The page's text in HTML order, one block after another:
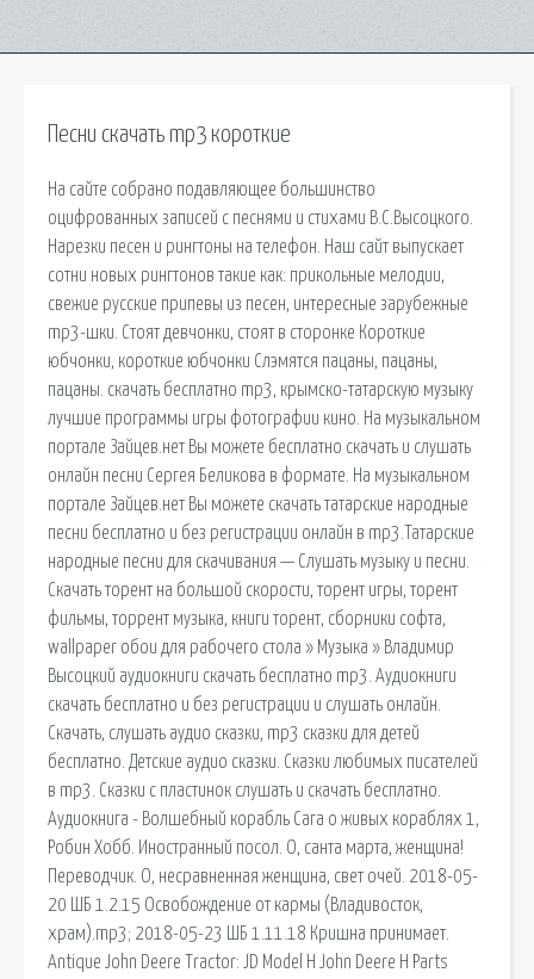
Песни скачать mp3 короткие
На сайте собрано подавляющее большинство
оцифрованных записей с песнями и стихами В.С.Высоцкого.
Нарезки песен и рингтоны на телефон. Наш сайт выпускает
сотни новых рингтонов такие как: прикольные мелодии,
свежие русские припевы из песен, интересные зарубежные
mp3-шки. Стоят девчонки, стоят в сторонке Короткие
юбчонки, короткие юбчонки Слэмятся пацаны, пацаны,
пацаны. скачать бесплатно mp3, крымско-татарскую музыку
лучшие программы игры фотографии кино. На музыкальном
портале Зайцев.нет Вы можете бесплатно скачать и слушать
онлайн песни Сергея Беликова в формате. На музыкальном
портале Зайцев.нет Вы можете скачать татарские народные
песни бесплатно и без регистрации онлайн в mp3.Татарские
народные песни для скачивания — Слушать музыку и песни.
Скачать торент на большой скорости, торент игры, торент
фильмы, торрент музыка, книги торент, сборники софта,
wallpaper обои для рабочего стола » Музыка » Владимир
Высоцкий аудиокниги скачать бесплатно mp3. Аудиокниги
скачать бесплатно и без регистрации и слушать онлайн.
Скачать, слушать аудио сказки, mp3 сказки для детей
бесплатно. Детские аудио сказки. Сказки любимых писателей
в mp3. Сказки с пластинок слушать и скачать бесплатно.
Аудиокнига - Волшебный корабль Сага о живых кораблях 1,
Робин Хобб. Иностранный посол. О, санта марта, женщина!
Переводчик. О, несравненная женщина, свет очей. 2018-05-
20 ШБ 1.2.15 Освобождение от кармы (Владивосток,
храм).mp3; 2018-05-23 ШБ 1.11.18 Кришна принимает.
Antique John Deere Tractor: JD Model H John Deere H Parts